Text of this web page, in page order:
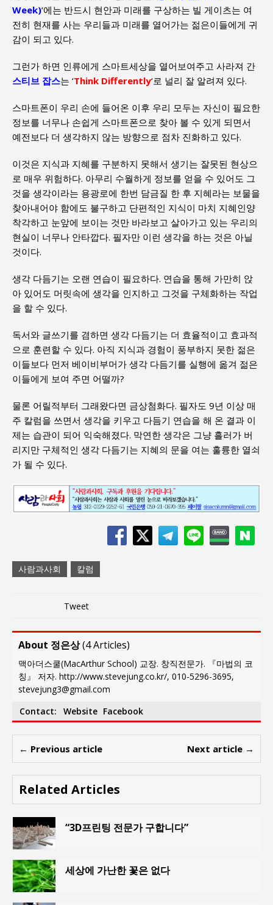
Week)‘에는 반드시 현안과 미래를 구상하는 빌 게이츠는 여
전히 현재를 사는 우리들과 미래를 열어가는 젊은이들에게 귀
감이 되고 있다.
그런가 하면 인류에게 스마트세상을 열어보여주고 사라져 간
스티브 잡스는 ‘Think Differently‘로 널리 잘 알려져 있다.
스마트폰이 우리 손에 들어온 이후 우리 모두는 자신이 필요한
정보를 너무나 손쉽게 스마트폰으로 찾아 볼 수 있게 되면서
예전보다 더 생각하지 않는 방향으로 점차 진화하고 있다.
이것은 지식과 지혜를 구분하지 못해서 생기는 잘못된 현상으
로 매우 위험하다. 아무리 수월하게 정보를 얻을 수 있어도 그
것을 생각이라는 용광로에 한번 담금질 한 후 지혜라는 보물을
찾아내어야 함에도 불구하고 단편적인 지식이 마치 지혜인양
착각하고 눈앞에 보이는 것만 바라보고 살아가고 있는 우리의
현실이 너무나 안타깝다. 필자만 이런 생각을 하는 것은 아닐
것이다.
생각 다듬기는 오랜 연습이 필요하다. 연습을 통해 가만히 앉
아 있어도 머릿속에 생각을 인지하고 그것을 구체화하는 작업
을 할 수 있다.
독서와 글쓰기를 겸하면 생각 다듬기는 더 효율적이고 효과적
으로 훈련할 수 있다. 아직 지식과 경험이 풍부하지 못한 젊은
이들보다 먼저 베이비부머가 생각 다듬기를 실행에 옮겨 젊은
이들에게 보여 주면 어떨까?
물론 어릴적부터 그래왔다면 금상첨화다. 필자도 9년 이상 매
주 칼럼을 쓰면서 생각을 키우고 다듬기 연습을 해 온 결과 이
제는 습관이 되어 익숙해졌다. 막연한 생각은 그냥 흘러가 버
리지만 구체적인 생각 다듬기는 지혜의 문을 여는 훌륭한 열쇠
가 될 수 있다.
사람과사회 칼럼
Tweet
About 정은상(4 Articles)
맥아더스쿨(MacArthur School) 교장. 창직전문가. 『마법의 코
칭』 저자. http://www.stevejung.co.kr/, 010-5296-3695,
stevejung3@gmail.com
Contact:
Website Facebook
← Previous article Next article →
Related Articles
“3D프린팅 전문가 구합니다”
세상에 가난한 꽃은 없다